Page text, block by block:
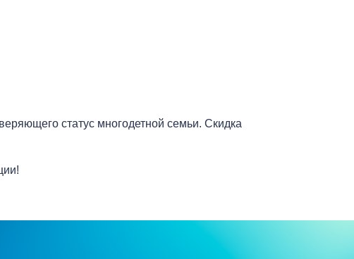
статус многодетной семьи. Скидка